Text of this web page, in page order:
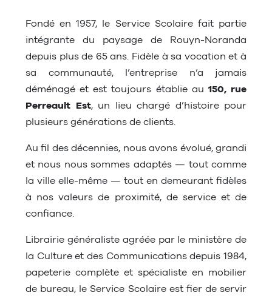
Fondé en 1957, le Service Scolaire fait partie
intégrante du paysage de Rouyn-Noranda
depuis plus de 65 ans. Fidèle à sa vocation et à
sa communauté, l’entreprise n’a jamais
déménagé et est toujours établie au 150, rue
Perreault Est, un lieu chargé d’histoire pour
plusieurs générations de clients.
Au fil des décennies, nous avons évolué, grandi
et nous nous sommes adaptés — tout comme
la ville elle-même — tout en demeurant fidèles
à nos valeurs de proximité, de service et de
confiance.
Librairie généraliste agréée par le ministère de
la Culture et des Communications depuis 1984,
papeterie complète et spécialiste en mobilier
de bureau, le Service Scolaire est fier de servir